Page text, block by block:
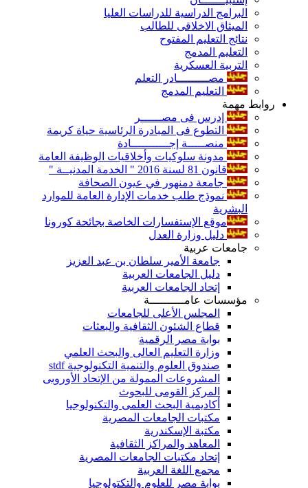
البرامج الدراسية للدراسات العليا
الميثاق الاخلاقى للطالب
نتائج التعليم المفتوح
التعليم المدمج
التربية العسكرية
مصـــــــــادر التعلم
التعليم المدمج
روابط مهمة
إدرس فى مصــــــر
التطوع فى المبادرة الرئاسية حياة كريمة
منصـــــة إجـــــــــــادة
مدونة سلوكيات وأخلاقيات الوظيفة العامة
قانون 81 لسنة 2016 " الخدمة المدنيــة "
جامعة دمنهور في عيون الصحافة
نموذج طلب خدمات الإدارة العامة للموارد
البشرية
موقع الإستفسارات الخاصة بجائحة كورونا
دليل وزارة العدل
جامعات عربية
جامعة الأمير سلطان بن عبد العزيز
دليل الجامعات العربية
إتحاد الجامعات العربية
مؤسسات عامــــــــــة
المجلس الأعلى للجامعات
قطاع الشئون الثقافية والبعثات
بوابة مصر الرقمية
وزارة التعليم العالى والبحث العلمي
صندوق العلوم والتنمية التكنولوجية stdf
المشروعات الممولة من الإتحاد الأوروبى
المركز القومى للبحوث
أكاديمية البحث العلمى والتكنولوجيا
مكتبات الجامعات المصرية
مكتبة الإسكندرية
المعاهد والمراكز الثقافية
إتحاد مكتبات الجامعات المصرية
مجمع اللغة العربية
بوابة مصر للعلوم والتكتولوجيا